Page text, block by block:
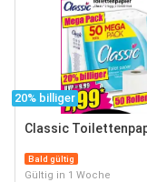
20% billiger
Classic
Bald gültig
Gültig in 1 Woche